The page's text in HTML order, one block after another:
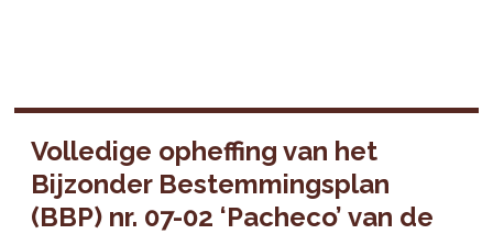
Volledige opheffing van het
Bijzonder Bestemmingsplan
(BBP) nr. 07-02 ‘Pacheco’ van de